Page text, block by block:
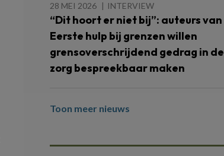
28 MEI 2026 INTERVIEW
“Dit hoort er niet bij”: auteurs van
Eerste hulp bij grenzen willen
grensoverschrijdend gedrag in de
zorg bespreekbaar maken
Toon meer nieuws